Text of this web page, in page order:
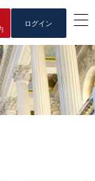
ログイン